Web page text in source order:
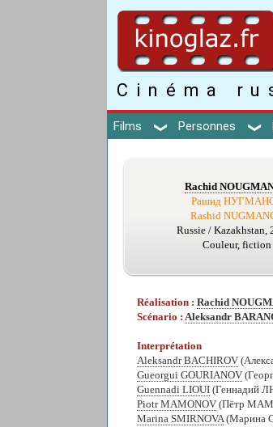
Cinéma
Films Personnes
Rachid
Рашид
Rashid
Russie / Kazakhstan,
Couleur, fiction
Réalisation : Rachid
Scénario : Aleksandr
Interprétation
Aleksandr BACHIROV
Gueorgui GOURIANOV
Guennadi LIOUI (Геннадий
Piotr MAMONOV (Пётр
Marina SMIRNOVA (Марина